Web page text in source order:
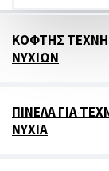
ΚΟΦΤΗΣ
ΝΥΧΙΩΝ
ΠΙΝΕΛΑ ΓΙΑ
ΝΥΧΙΑ